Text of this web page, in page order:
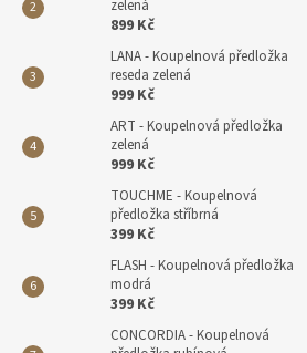
zelená
899 Kč
LANA - Koupelnová předložka
reseda zelená
999 Kč
ART - Koupelnová předložka
zelená
999 Kč
TOUCHME - Koupelnová
předložka stříbrná
399 Kč
FLASH - Koupelnová předložka
modrá
399 Kč
CONCORDIA - Koupelnová